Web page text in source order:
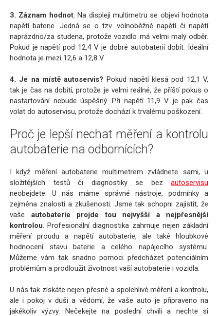
3. Záznam hodnot: Na displeji multimetru se objeví hodnota
napětí baterie. Jedná se o tzv. volnoběžné napětí či napětí
naprázdno/za studena, protože vozidlo má velmi malý odběr.
Pokud je napětí pod 12,4 V je dobré autobaterií dobít. Ideální
hodnota je mezi 12,6 a 12,8 V.
4. Je na místě autoservis? Pokud napětí klesá pod 12,1 V,
tak je čas na dobití, protože je velmi reálné, že příští pokus o
nastartování nebude úspěšný. Při napětí 11,9 V je pak čas
volat do autoservisu, protože dochází k trvalému poškození.
Proč je lepší nechat měření a kontrolu
autobaterie na odbornících?
I když měření autobaterie multimetrem zvládnete sami, u
složitějších testů či diagnostiky se bez autoservisu
neobejdete. U nás máme správné nástroje, podmínky a
zejména znalosti a zkušenosti. Jsme tak schopni zajistit, že
vaše autobaterie projde tou nejvyšší a nejpřesnější
kontrolou. Profesionální diagnostika zahrnuje nejen základní
měření proudu a napětí autobaterie, ale také hloubkové
hodnocení stavu baterie a celého napájecího systému.
Můžeme vám tak snadno pomoci předcházet potenciálním
problémům a prodloužit životnost vaší autobaterie i vozidla.
U nás tak získáte nejen přesné a spolehlivé měření a kontrolu,
ale i pokoj v duši a vědomí, že vaše auto je připraveno na
jakékoliv výzvy. Nečekejte na poslední chvíli a nechte si